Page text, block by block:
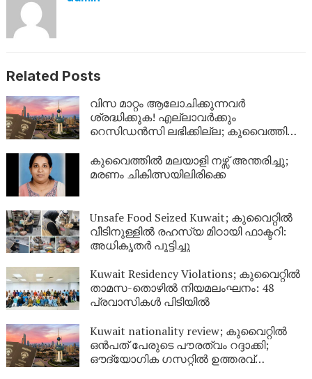
Related Posts
വിസ മാറ്റം ആലോചിക്കുന്നവർ
ശ്രദ്ധിക്കുക! എല്ലാവർക്കും
റെസിഡൻസി ലഭിക്കില്ല; കുവൈത്തിന്റെ
കുവൈത്തിൽ മലയാളി നഴ്സ് അന്തരിച്ചു;
മരണം ചികിത്സയിലിരിക്കെ
Unsafe Food Seized Kuwait; കുവൈറ്റിൽ
വീടിനുള്ളിൽ രഹസ്യ മിഠായി ഫാക്ടറി:
അധികൃതർ പൂട്ടിച്ചു
Kuwait Residency Violations; കുവൈറ്റിൽ
താമസ-തൊഴിൽ നിയമലംഘനം: 48
പ്രവാസികൾ പിടിയിൽ
Kuwait nationality review; കുവൈറ്റിൽ
ഒൻപത് പേരുടെ പൗരത്വം റദ്ദാക്കി;
ഔദ്യോഗിക ഗസറ്റിൽ ഉത്തരവ്